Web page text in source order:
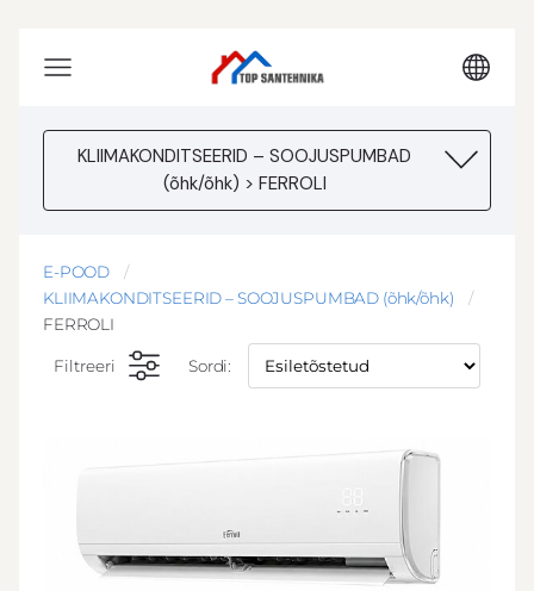
KLIIMAKONDITSEERID – SOOJUSPUMBAD
(õhk/õhk) > FERROLI
E-POOD
KLIIMAKONDITSEERID – SOOJUSPUMBAD (õhk/õhk)
FERROLI
Filtreeri Sordi: